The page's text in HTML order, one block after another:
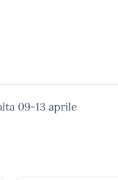
09-13 aprile